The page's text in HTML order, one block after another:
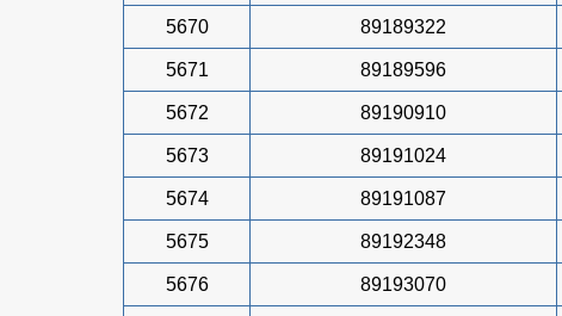
5670 89189322
5671 89189596
5672 89190910
5673 89191024
5674 89191087
5675 89192348
5676 89193070